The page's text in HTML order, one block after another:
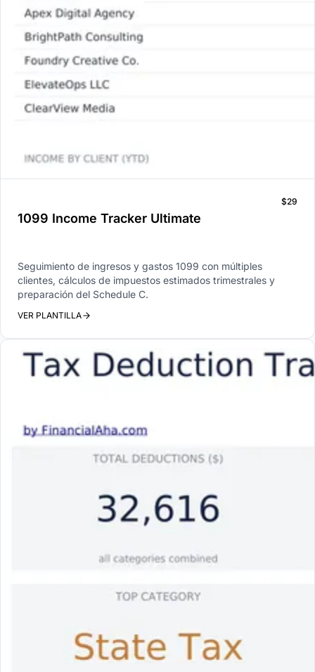
1099 Income Tracker Ultimate
$29
Seguimiento de ingresos y gastos 1099 con múltiples
clientes, cálculos de impuestos estimados trimestrales y
preparación del Schedule C.
VER PLANTILLA